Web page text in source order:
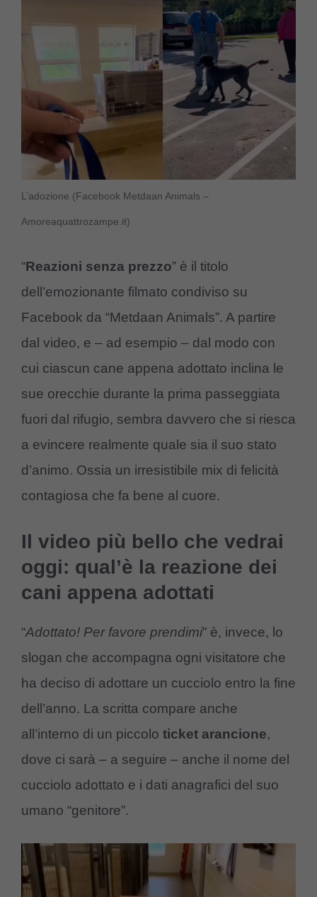
L’adozione (Facebook Metdaan Animals –
Amoreaquattrozampe.it)
“Reazioni senza prezzo” è il titolo
dell’emozionante filmato condiviso su
Facebook da “Metdaan Animals”. A partire
dal video, e – ad esempio – dal modo con
cui ciascun cane appena adottato inclina le
sue orecchie durante la prima passeggiata
fuori dal rifugio, sembra davvero che si riesca
a evincere realmente quale sia il suo stato
d’animo. Ossia un irresistibile mix di felicità
contagiosa che fa bene al cuore.
Il video più bello che vedrai
oggi: qual’è la reazione dei
cani appena adottati
“Adottato! Per favore prendimi” è, invece, lo
slogan che accompagna ogni visitatore che
ha deciso di adottare un cucciolo entro la fine
dell’anno. La scritta compare anche
all’interno di un piccolo ticket arancione,
dove ci sarà – a seguire – anche il nome del
cucciolo adottato e i dati anagrafici del suo
umano “genitore”.